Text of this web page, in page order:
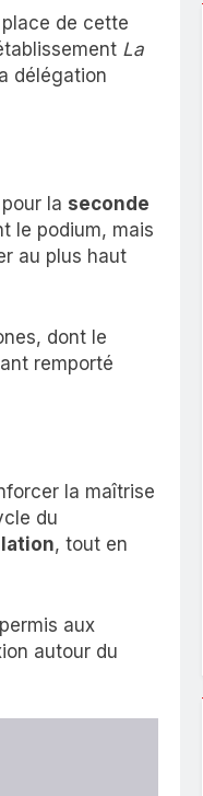
de cette
La
délégation
la seconde
le podium, mais
au plus haut
dont le
remporté
la maîtrise
du
, tout en
aux
autour du